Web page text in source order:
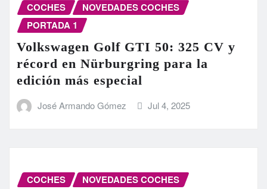
COCHES
NOVEDADES COCHES
PORTADA 1
Volkswagen Golf GTI 50: 325 CV y
récord en Nürburgring para la
edición más especial
José Armando Gómez Jul 4, 2025
COCHES
NOVEDADES COCHES